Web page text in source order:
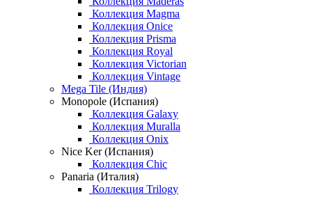
Коллекция Magma
Коллекция Onice
Коллекция Prisma
Коллекция Royal
Коллекция Victorian
Коллекция Vintage
Mega Tile (Индия)
Monopole (Испания)
Коллекция Galaxy
Коллекция Muralla
Коллекция Onix
Nice Ker (Испания)
Коллекция Chic
Panaria (Италия)
Коллекция Trilogy